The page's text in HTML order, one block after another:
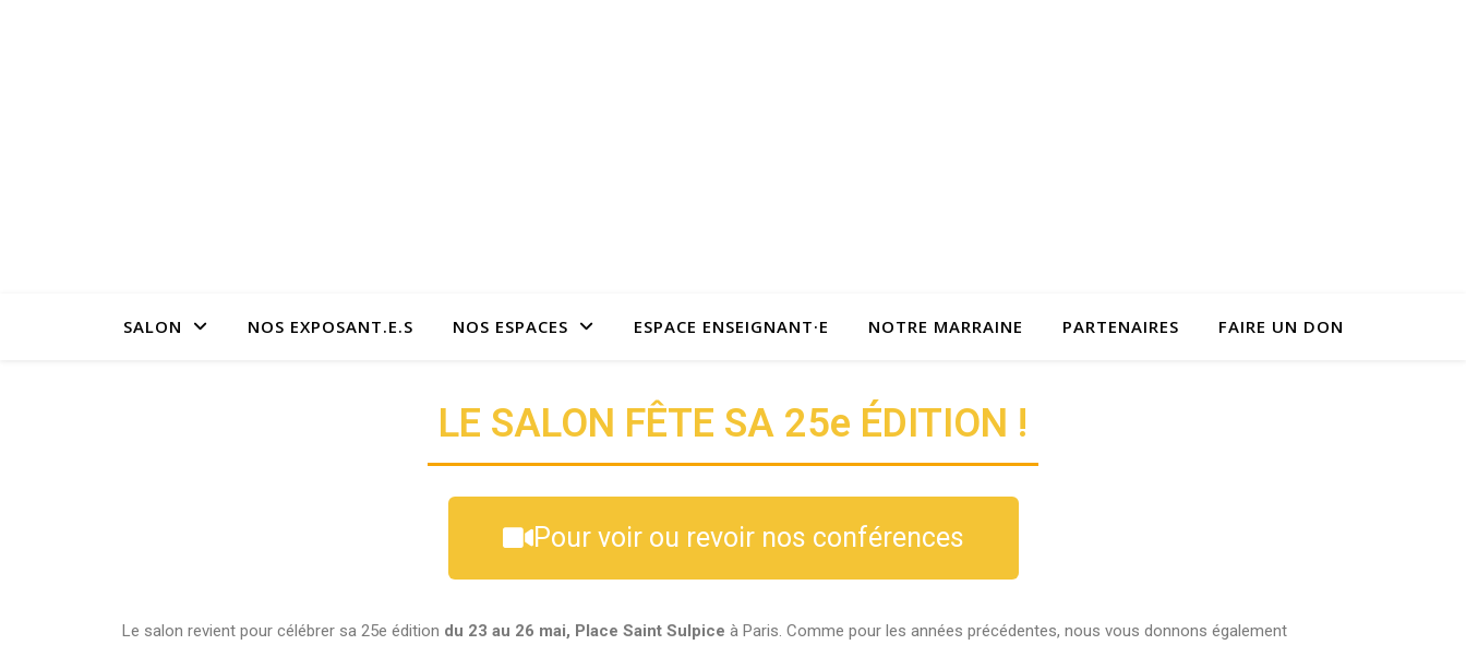
SALON NOS EXPOSANT.E.S NOS ESPACES ESPACE ENSEIGNANT·E NOTRE MARRAINE PARTENAIRES FAIRE UN DON
LE SALON FÊTE SA 25e ÉDITION !
Pour voir ou revoir nos conférences
Le salon revient pour célébrer sa 25e édition du 23 au 26 mai, Place Saint Sulpice à Paris. Comme pour les années précédentes, nous vous donnons également